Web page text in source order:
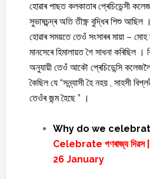
হোৱাৰ পাছত কলকাতাৰ প্ৰেচিডেন্সী
সুভাষচন্দ্ৰ অতি তীক্ষ্ণ বুদ্ধিৰ শিশু আছিল
হোৱাৰ সময়তে তেওঁ সংসাৰৰ মায়া – মোহ
মানসেৰে হিমালায়ত গৈ সাধনা কৰিছিল ।
অনুযায়ী তেওঁ আকৌ প্ৰেচিডেন্সি
কৈছিল যে “সন্ন্যাসী হৈ নহয় , সাহসী
তেওঁৰ জন্ম হৈছে ” ।
Why do we
Celebrate গণৰাজ্য
26 January